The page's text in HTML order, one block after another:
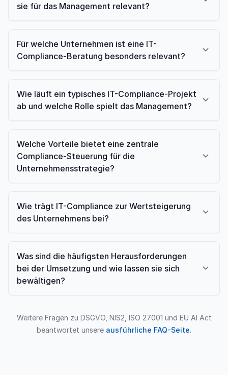
sie für das Management relevant?
Für welche Unternehmen ist eine IT-
Compliance-Beratung besonders relevant?
Wie läuft ein typisches IT-Compliance-Projekt
ab und welche Rolle spielt das Management?
Welche Vorteile bietet eine zentrale
Compliance-Steuerung für die
Unternehmensstrategie?
Wie trägt IT-Compliance zur Wertsteigerung
des Unternehmens bei?
Was sind die häufigsten Herausforderungen
bei der Umsetzung und wie lassen sie sich
bewältigen?
Weitere Fragen zu DSGVO, NIS2, ISO 27001 und EU AI Act
beantwortet unsere ausführliche FAQ-Seite.